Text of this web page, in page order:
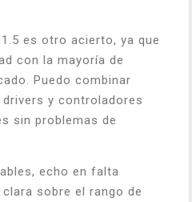
es otro acierto, ya que
con la mayoría de
Puedo combinar
y controladores
sin problemas de
echo en falta
sobre el rango de